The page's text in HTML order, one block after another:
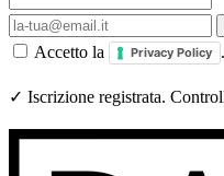
Accetto la Privacy Policy .
✓ Iscrizione registrata.